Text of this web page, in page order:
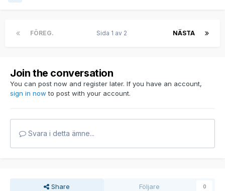
FÖREG. NÄSTA
Sida 1 av 2
Join the conversation
You can post now and register later. If you have an account,
sign in now to post with your account.
Svara i detta ämne...
Share Följare 0